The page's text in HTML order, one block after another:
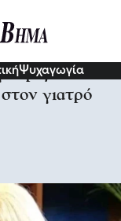
Ψυχαγωγία
και την
γιατρό